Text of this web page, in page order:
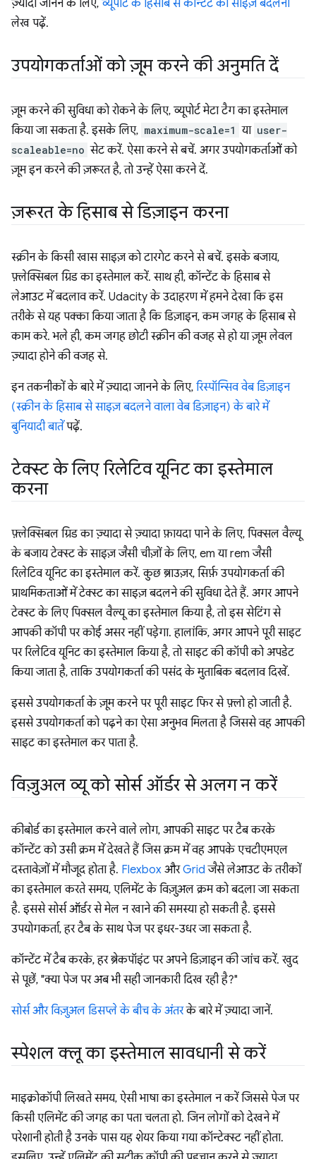
ज़्यादा जानने के लिए, व्यूपोर्ट के हिसाब से कॉन्टेंट का साइज़ बदलना
लेख पढ़ें.
उपयोगकर्ताओं को ज़ूम करने की अनुमति दें
ज़ूम करने की सुविधा को रोकने के लिए, व्यूपोर्ट मेटा टैग का इस्तेमाल
किया जा सकता है. इसके लिए, maximum-scale=1 या user-
scaleable=no सेट करें. ऐसा करने से बचें. अगर उपयोगकर्ताओं को
ज़ूम इन करने की ज़रूरत है, तो उन्हें ऐसा करने दें.
ज़रूरत के हिसाब से डिज़ाइन करना
स्क्रीन के किसी खास साइज़ को टारगेट करने से बचें. इसके बजाय,
फ़्लेक्सिबल ग्रिड का इस्तेमाल करें. साथ ही, कॉन्टेंट के हिसाब से
लेआउट में बदलाव करें. Udacity के उदाहरण में हमने देखा कि इस
तरीके से यह पक्का किया जाता है कि डिज़ाइन, कम जगह के हिसाब से
काम करे. भले ही, कम जगह छोटी स्क्रीन की वजह से हो या ज़ूम लेवल
ज़्यादा होने की वजह से.
इन तकनीकों के बारे में ज़्यादा जानने के लिए, रिस्पॉन्सिव वेब डिज़ाइन
(स्क्रीन के हिसाब से साइज़ बदलने वाला वेब डिज़ाइन) के बारे में
बुनियादी बातेंपढ़ें.
टेक्स्ट के लिए रिलेटिव यूनिट का इस्तेमाल
करना
फ़्लेक्सिबल ग्रिड का ज़्यादा से ज़्यादा फ़ायदा पाने के लिए, पिक्सल वैल्यू
के बजाय टेक्स्ट के साइज़ जैसी चीज़ों के लिए, em या rem जैसी
रिलेटिव यूनिट का इस्तेमाल करें. कुछ ब्राउज़र, सिर्फ़ उपयोगकर्ता की
प्राथमिकताओं में टेक्स्ट का साइज़ बदलने की सुविधा देते हैं. अगर आपने
टेक्स्ट के लिए पिक्सल वैल्यू का इस्तेमाल किया है, तो इस सेटिंग से
आपकी कॉपी पर कोई असर नहीं पड़ेगा. हालांकि, अगर आपने पूरी साइट
पर रिलेटिव यूनिट का इस्तेमाल किया है, तो साइट की कॉपी को अपडेट
किया जाता है, ताकि उपयोगकर्ता की पसंद के मुताबिक बदलाव दिखें.
इससे उपयोगकर्ता के ज़ूम करने पर पूरी साइट फिर से फ़्लो हो जाती है.
इससे उपयोगकर्ता को पढ़ने का ऐसा अनुभव मिलता है जिससे वह आपकी
साइट का इस्तेमाल कर पाता है.
विज़ुअल व्यू को सोर्स ऑर्डर से अलग न करें
कीबोर्ड का इस्तेमाल करने वाले लोग, आपकी साइट पर टैब करके
कॉन्टेंट को उसी क्रम में देखते हैं जिस क्रम में वह आपके एचटीएमएल
दस्तावेज़ों में मौजूद होता है. Flexbox औरGrid जैसे लेआउट के तरीकों
का इस्तेमाल करते समय, एलिमेंट के विज़ुअल क्रम को बदला जा सकता
है. इससे सोर्स ऑर्डर से मेल न खाने की समस्या हो सकती है. इससे
उपयोगकर्ता, हर टैब के साथ पेज पर इधर-उधर जा सकता है.
कॉन्टेंट में टैब करके, हर ब्रेकपॉइंट पर अपने डिज़ाइन की जांच करें. खुद
से पूछें, "क्या पेज पर अब भी सही जानकारी दिख रही है?"
सोर्स और विज़ुअल डिसप्ले के बीच के अंतरके बारे में ज़्यादा जानें.
स्पेशल क्लू का इस्तेमाल सावधानी से करें
माइक्रोकॉपी लिखते समय, ऐसी भाषा का इस्तेमाल न करें जिससे पेज पर
किसी एलिमेंट की जगह का पता चलता हो. जिन लोगों को देखने में
परेशानी होती है उनके पास यह शेयर किया गया कॉन्टेक्स्ट नहीं होता.